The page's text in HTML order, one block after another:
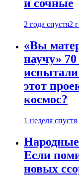
и сочные
2 года спустя2
«Вы
научу»
этот
космос?
1 неделя спустя
Если
новых